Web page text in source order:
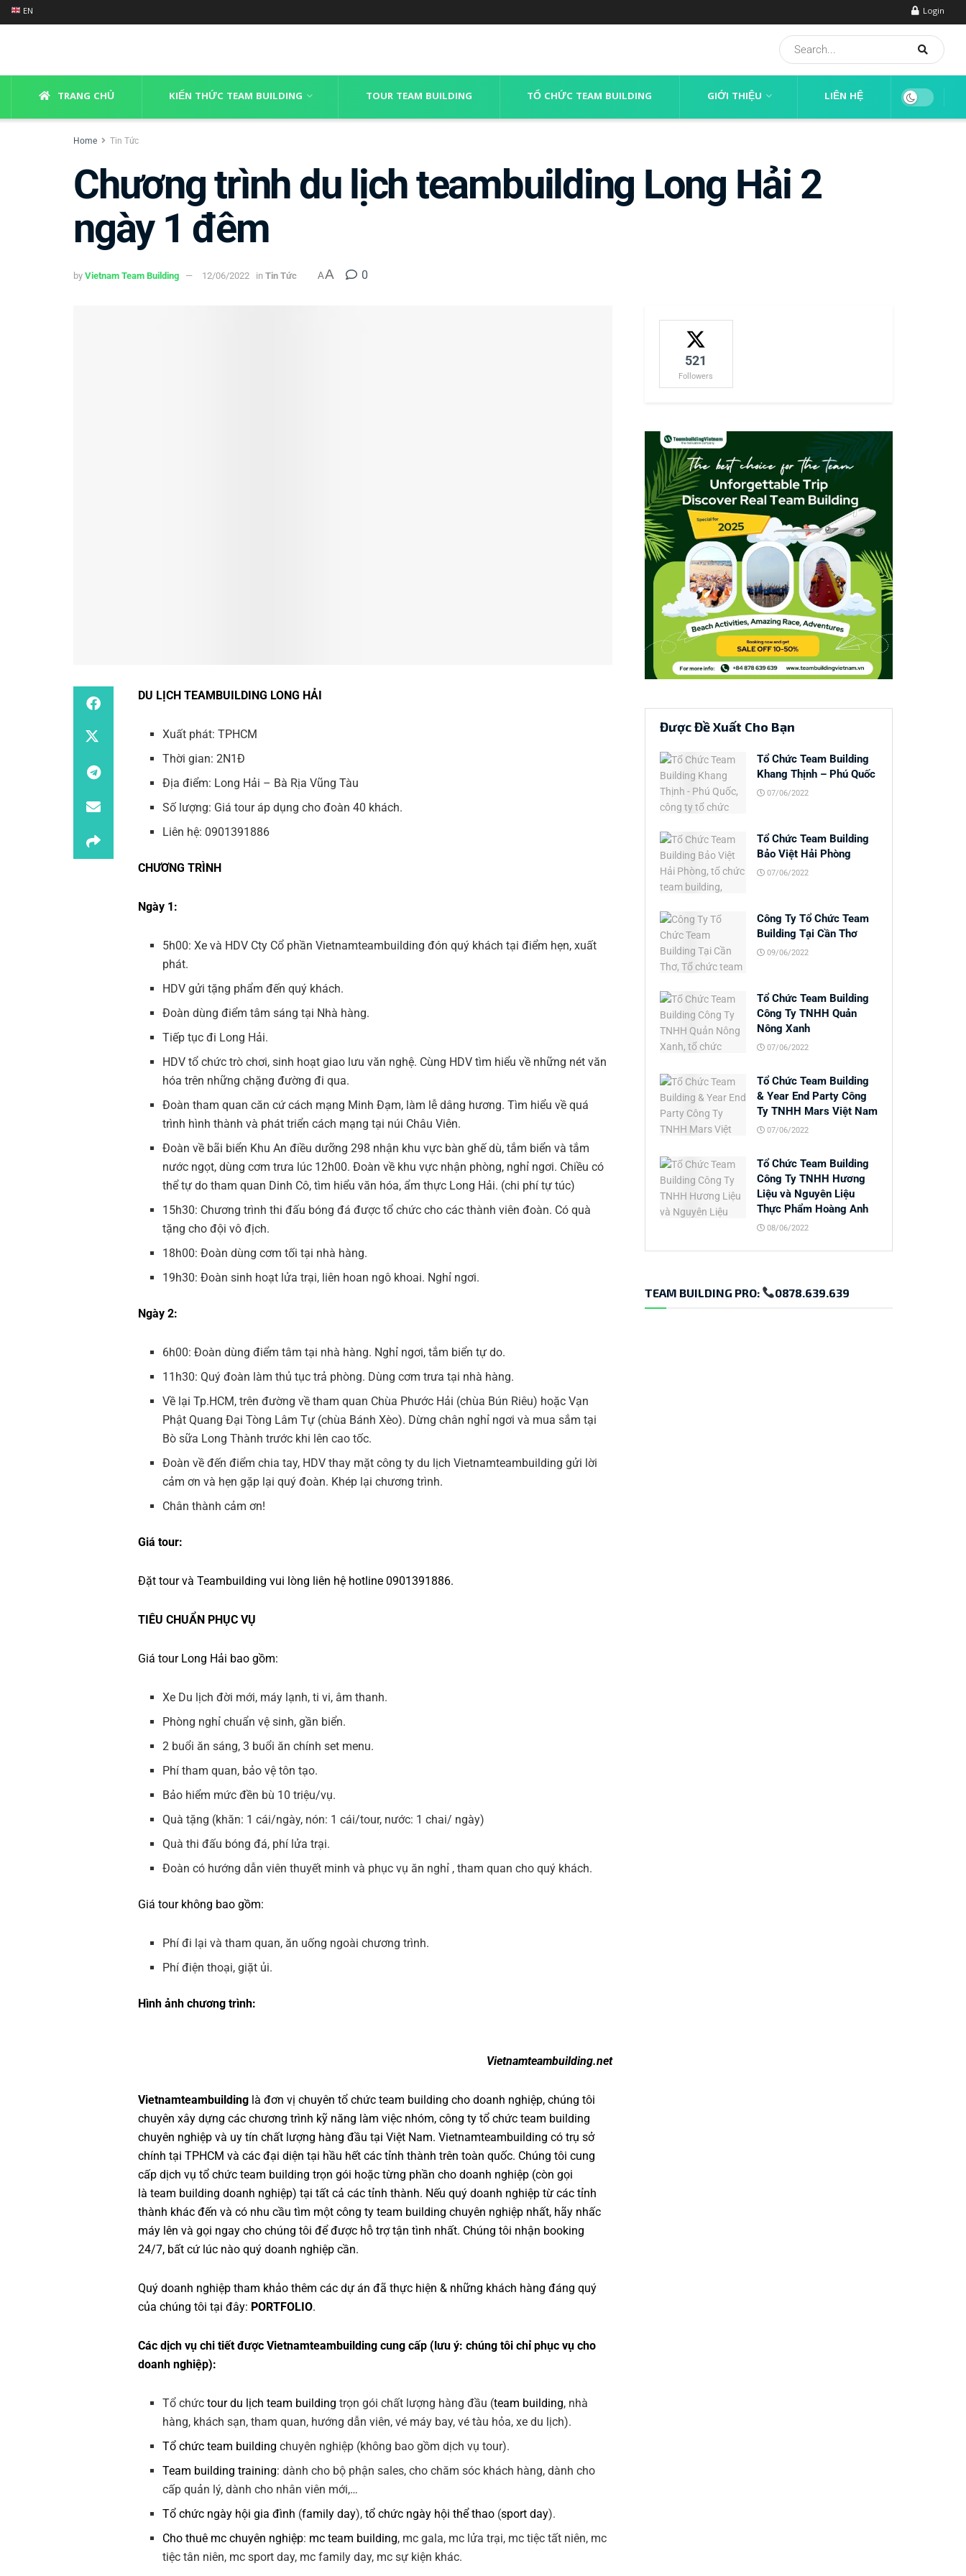
EN Login
TRANG CHỦ KIẾN THỨC TEAM BUILDING TOUR TEAM BUILDING TỔ CHỨC TEAM BUILDING GIỚI THIỆU LIÊN HỆ
Home Tin Tức
Chương trình du lịch teambuilding Long Hải 2
ngày 1 đêm
by Vietnam Team Building 12/06/2022 in Tin Tức AA 0
DU LỊCH TEAMBUILDING LONG HẢI
Xuất phát: TPHCM
Thời gian: 2N1Đ
Địa điểm: Long Hải – Bà Rịa Vũng Tàu
Số lượng: Giá tour áp dụng cho đoàn 40 khách.
Liên hệ: 0901391886
CHƯƠNG TRÌNH
Ngày 1:
5h00: Xe và HDV Cty Cổ phần Vietnamteambuilding đón quý khách tại điểm hẹn, xuất
phát.
HDV gửi tặng phẩm đến quý khách.
Đoàn dùng điểm tâm sáng tại Nhà hàng.
Tiếp tục đi Long Hải.
HDV tổ chức trò chơi, sinh hoạt giao lưu văn nghệ. Cùng HDV tìm hiểu về những nét văn
hóa trên những chặng đường đi qua.
Đoàn tham quan căn cứ cách mạng Minh Đạm, làm lễ dâng hương. Tìm hiểu về quá
trình hình thành và phát triển cách mạng tại núi Châu Viên.
Đoàn về bãi biển Khu An điều dưỡng 298 nhận khu vực bàn ghế dù, tắm biển và tắm
nước ngọt, dùng cơm trưa lúc 12h00. Đoàn về khu vực nhận phòng, nghỉ ngơi. Chiều có
thể tự do tham quan Dinh Cô, tìm hiểu văn hóa, ẩm thực Long Hải. (chi phí tự túc)
15h30: Chương trình thi đấu bóng đá được tổ chức cho các thành viên đoàn. Có quà
tặng cho đội vô địch.
18h00: Đoàn dùng cơm tối tại nhà hàng.
19h30: Đoàn sinh hoạt lửa trại, liên hoan ngô khoai. Nghỉ ngơi.
Ngày 2:
6h00: Đoàn dùng điểm tâm tại nhà hàng. Nghỉ ngơi, tắm biển tự do.
11h30: Quý đoàn làm thủ tục trả phòng. Dùng cơm trưa tại nhà hàng.
Về lại Tp.HCM, trên đường về tham quan Chùa Phước Hải (chùa Bún Riêu) hoặc Vạn
Phật Quang Đại Tòng Lâm Tự (chùa Bánh Xèo). Dừng chân nghỉ ngơi và mua sắm tại
Bò sữa Long Thành trước khi lên cao tốc.
Đoàn về đến điểm chia tay, HDV thay mặt công ty du lịch Vietnamteambuilding gửi lời
cảm ơn và hẹn gặp lại quý đoàn. Khép lại chương trình.
Chân thành cảm ơn!
Giá tour:
Đặt tour và Teambuilding vui lòng liên hệ hotline 0901391886.
TIÊU CHUẨN PHỤC VỤ
Giá tour Long Hải bao gồm:
Xe Du lịch đời mới, máy lạnh, ti vi, âm thanh.
Phòng nghỉ chuẩn vệ sinh, gần biển.
2 buổi ăn sáng, 3 buổi ăn chính set menu.
Phí tham quan, bảo vệ tôn tạo.
Bảo hiểm mức đền bù 10 triệu/vụ.
Quà tặng (khăn: 1 cái/ngày, nón: 1 cái/tour, nước: 1 chai/ ngày)
Quà thi đấu bóng đá, phí lửa trại.
Đoàn có hướng dẫn viên thuyết minh và phục vụ ăn nghỉ , tham quan cho quý khách.
Giá tour không bao gồm:
Phí đi lại và tham quan, ăn uống ngoài chương trình.
Phí điện thoại, giặt ủi.
Hình ảnh chương trình:
Vietnamteambuilding.net
Vietnamteambuilding là đơn vị chuyên tổ chức team building cho doanh nghiệp, chúng tôi
chuyên xây dựng các chương trình kỹ năng làm việc nhóm, công ty tổ chức team building
chuyên nghiệp và uy tín chất lượng hàng đầu tại Việt Nam. Vietnamteambuilding có trụ sở
chính tại TPHCM và các đại diện tại hầu hết các tỉnh thành trên toàn quốc. Chúng tôi cung
cấp dịch vụ tổ chức team building trọn gói hoặc từng phần cho doanh nghiệp (còn gọi
là team building doanh nghiệp) tại tất cả các tỉnh thành. Nếu quý doanh nghiệp từ các tỉnh
thành khác đến và có nhu cầu tìm một công ty team building chuyên nghiệp nhất, hãy nhấc
máy lên và gọi ngay cho chúng tôi để được hỗ trợ tận tình nhất. Chúng tôi nhận booking
24/7, bất cứ lúc nào quý doanh nghiệp cần.
Quý doanh nghiệp tham khảo thêm các dự án đã thực hiện & những khách hàng đáng quý
của chúng tôi tại đây: PORTFOLIO.
Các dịch vụ chi tiết được Vietnamteambuilding cung cấp (lưu ý: chúng tôi chỉ phục vụ cho
doanh nghiệp):
Tổ chứctour du lịch team building trọn gói chất lượng hàng đầu (team building, nhà
hàng, khách sạn, tham quan, hướng dẫn viên, vé máy bay, vé tàu hỏa, xe du lịch).
Tổ chức team building chuyên nghiệp (không bao gồm dịch vụ tour).
Team building training: dành cho bộ phận sales, cho chăm sóc khách hàng, dành cho
cấp quản lý, dành cho nhân viên mới,…
Tổ chức ngày hội gia đình (family day),tổ chức ngày hội thể thao (sport day).
Cho thuê mc chuyên nghiệp: mc team building, mc gala, mc lửa trại, mc tiệc tất niên, mc
tiệc tân niên, mc sport day, mc family day, mc sự kiện khác.
521
Followers
Được Đề Xuất Cho Bạn
Tổ Chức Team Building
Khang Thịnh – Phú Quốc
07/06/2022
Tổ Chức Team Building
Bảo Việt Hải Phòng
07/06/2022
Công Ty Tổ Chức Team
Building Tại Cần Thơ
09/06/2022
Tổ Chức Team Building
Công Ty TNHH Quản
Nông Xanh
07/06/2022
Tổ Chức Team Building
& Year End Party Công
Ty TNHH Mars Việt Nam
07/06/2022
Tổ Chức Team Building
Công Ty TNHH Hương
Liệu và Nguyên Liệu
Thực Phẩm Hoàng Anh
08/06/2022
TEAM BUILDING PRO: 0878.639.639